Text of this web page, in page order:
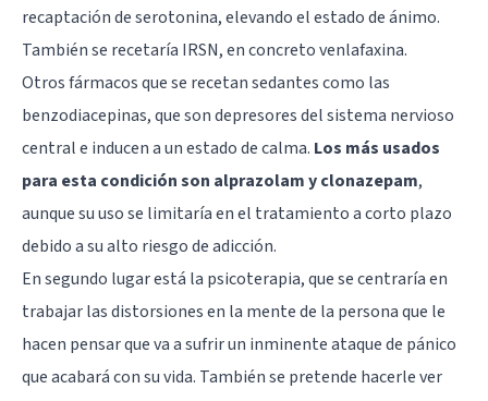
recaptación de serotonina, elevando el estado de ánimo.
También se recetaría IRSN, en concreto venlafaxina.
Otros fármacos que se recetan sedantes como las
benzodiacepinas, que son depresores del sistema nervioso
central e inducen a un estado de calma. Los más usados
para esta condición son alprazolam y clonazepam,
aunque su uso se limitaría en el tratamiento a corto plazo
debido a su alto riesgo de adicción.
En segundo lugar está la psicoterapia, que se centraría en
trabajar las distorsiones en la mente de la persona que le
hacen pensar que va a sufrir un inminente ataque de pánico
que acabará con su vida. También se pretende hacerle ver